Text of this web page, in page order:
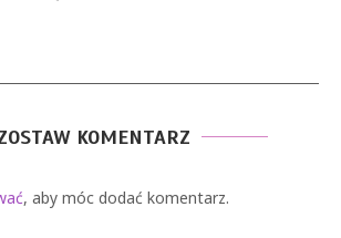
KOMENTARZ
, aby móc dodać komentarz.